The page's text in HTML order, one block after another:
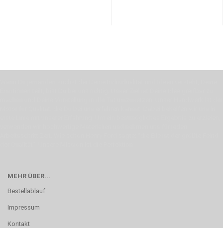
MEHR ÜBER...
Bestellablauf
Impressum
Kontakt